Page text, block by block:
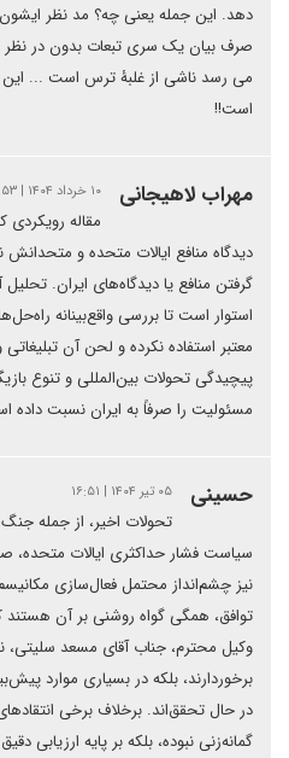
دهد. این جمله یعنی چه؟ مد نظر
صرف بیان یک سری تبعات بدون در نظر
می رسد ناشی از غلبۀ ترس است ... این
است!!
مهراب لاهیجانی ۱۰ خرداد ۱۴۰۴ | ۱۵:۵۳
مقاله رویکردی
دیدگاه منافع ایالات متحده و
گرفتن منافع یا دیدگاه‌های ایران.
استوار است تا بررسی واقع‌بینانه
معتبر استفاده نکرده و لحن آن
پیچیدگی تحولات بین‌المللی و تنوع
مسئولیت را صرفاً به ایران نسبت داده
حسینی ۰۵ تیر ۱۴۰۴ | ۱۶:۵۱
سیاست فشار حداکثری ایالات متحده،
نیز چشم‌انداز محتمل فعال‌سازی
توافق، همگی گواه روشنی بر آن
وکیل محترم، جناب آقای مسعد سلیتی،
برخوردارند، بلکه در بسیاری موارد
در حال تحقق‌اند. برخلاف برخی
گمانه‌زنی نبوده، بلکه بر پایه ارزیابی